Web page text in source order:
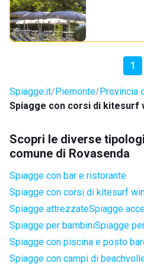
1
Spiagge.it Piemonte Provincia
Spiagge con corsi di kitesurf
Scopri le diverse
comune di Rovasenda
Spiagge con bar e ristorante
Spiagge con corsi di kitesurf
Spiagge attrezzateSpiagge
Spiagge per bambiniSpiagge
Spiagge con piscina e posto
Spiagge con campi di